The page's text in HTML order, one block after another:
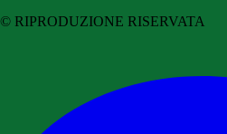
© RIPRODUZIONE RISERVATA